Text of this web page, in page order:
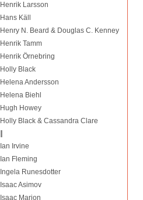
Henrik Larsson
Hans Käll
Henry N. Beard & Douglas C. Kenney
Henrik Tamm
Henrik Örnebring
Holly Black
Helena Andersson
Helena Biehl
Hugh Howey
Holly Black & Cassandra Clare
I
Ian Irvine
Ian Fleming
Ingela Runesdotter
Isaac Asimov
Isaac Marion